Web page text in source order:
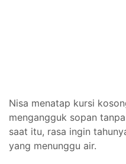
Nisa menatap kursi
mengangguk sopan
saat itu, rasa ingin
yang menunggu air.